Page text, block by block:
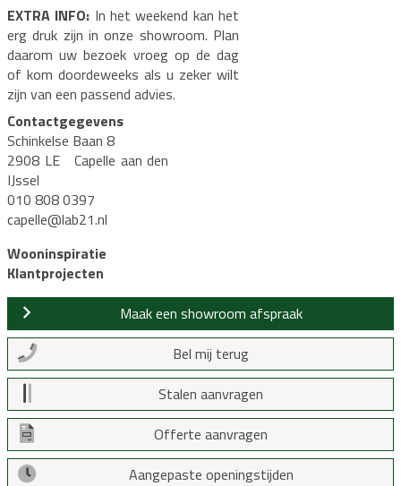
EXTRA INFO: In het weekend kan het
erg druk zijn in onze showroom. Plan
daarom uw bezoek vroeg op de dag
of kom doordeweeks als u zeker wilt
zijn van een passend advies.
Contactgegevens
Schinkelse Baan 8
2908 LE Capelle aan den
IJssel
010 808 0397
capelle@lab21.nl
Wooninspiratie
Klantprojecten
Maak een showroom afspraak
Bel mij terug
Stalen aanvragen
Offerte aanvragen
Aangepaste openingstijden